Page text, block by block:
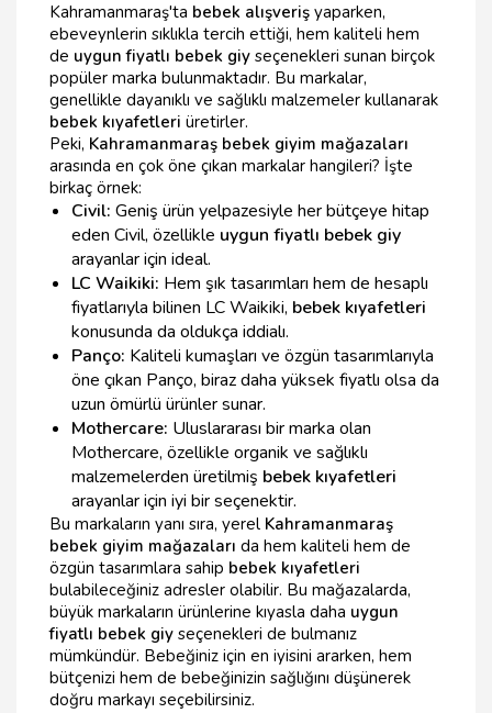
Kahramanmaraş'ta bebek alışveriş yaparken,
ebeveynlerin sıklıkla tercih ettiği, hem kaliteli hem
de uygun fiyatlı bebek giy seçenekleri sunan birçok
popüler marka bulunmaktadır. Bu markalar,
genellikle dayanıklı ve sağlıklı malzemeler kullanarak
bebek kıyafetleri üretirler.
Peki, Kahramanmaraş bebek giyim mağazaları
arasında en çok öne çıkan markalar hangileri? İşte
birkaç örnek:
Civil: Geniş ürün yelpazesiyle her bütçeye hitap
eden Civil, özellikle uygun fiyatlı bebek giy
arayanlar için ideal.
LC Waikiki: Hem şık tasarımları hem de hesaplı
fiyatlarıyla bilinen LC Waikiki, bebek kıyafetleri
konusunda da oldukça iddialı.
Panço: Kaliteli kumaşları ve özgün tasarımlarıyla
öne çıkan Panço, biraz daha yüksek fiyatlı olsa da
uzun ömürlü ürünler sunar.
Mothercare: Uluslararası bir marka olan
Mothercare, özellikle organik ve sağlıklı
malzemelerden üretilmiş bebek kıyafetleri
arayanlar için iyi bir seçenektir.
Bu markaların yanı sıra, yerel Kahramanmaraş
bebek giyim mağazaları da hem kaliteli hem de
özgün tasarımlara sahip bebek kıyafetleri
bulabileceğiniz adresler olabilir. Bu mağazalarda,
büyük markaların ürünlerine kıyasla daha uygun
fiyatlı bebek giy seçenekleri de bulmanız
mümkündür. Bebeğiniz için en iyisini ararken, hem
bütçenizi hem de bebeğinizin sağlığını düşünerek
doğru markayı seçebilirsiniz.